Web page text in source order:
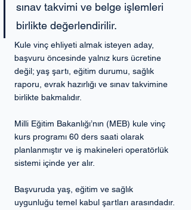
sınav takvimi ve belge işlemleri
birlikte değerlendirilir.
Kule vinç ehliyeti almak isteyen aday,
başvuru öncesinde yalnız kurs ücretine
değil; yaş şartı, eğitim durumu, sağlık
raporu, evrak hazırlığı ve sınav takvimine
birlikte bakmalıdır.
Milli Eğitim Bakanlığı’nın (MEB) kule vinç
kurs programı 60 ders saati olarak
planlanmıştır ve iş makineleri operatörlük
sistemi içinde yer alır.
Başvuruda yaş, eğitim ve sağlık
uygunluğu temel kabul şartları arasındadır.